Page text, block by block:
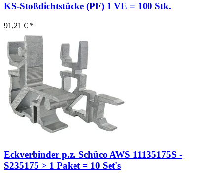
KS-Stoßdichtstücke (PF) 1 VE = 100 Stk.
91,21 € *
Eckverbinder p.z. Schüco AWS 11135175S -
S235175 > 1 Paket = 10 Set's